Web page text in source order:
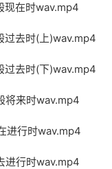
在时wav.mp4
去时(上)wav.mp4
去时(下)wav.mp4
将来时wav.mp4
进行时wav.mp4
进行时wav.mp4